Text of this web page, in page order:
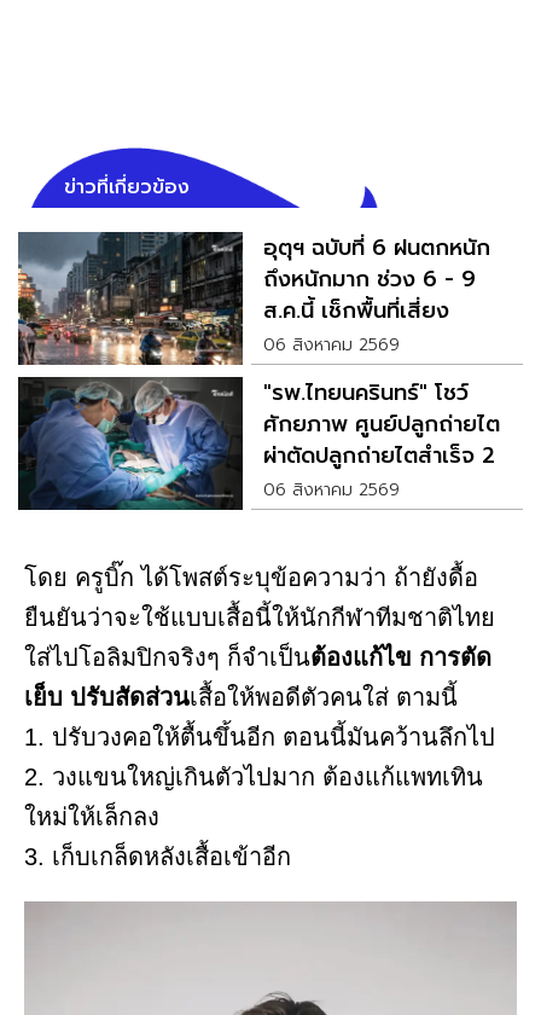
ข่าวที่เกี่ยวข้อง
อุตุฯ ฉบับที่ 6 ฝนตกหนัก
ถึงหนักมาก ช่วง 6 - 9
ส.ค.นี้ เช็กพื้นที่เสี่ยง
06 สิงหาคม 2569
"รพ.ไทยนครินทร์" โชว์
ศักยภาพ ศูนย์ปลูกถ่ายไต
ผ่าตัดปลูกถ่ายไตสำเร็จ 2
รายพร้อมกัน
06 สิงหาคม 2569
โดย ครูบิ๊ก ได้โพสต์ระบุข้อความว่า ถ้ายังดื้อ
ยืนยันว่าจะใช้แบบเสื้อนี้ให้นักกีฬาทีมชาติไทย
ใส่ไปโอลิมปิกจริงๆ ก็จำเป็นต้องแก้ไข การตัด
เย็บ ปรับสัดส่วนเสื้อให้พอดีตัวคนใส่ ตามนี้
1. ปรับวงคอให้ตื้นขึ้นอีก ตอนนี้มันคว้านลึกไป
2. วงแขนใหญ่เกินตัวไปมาก ต้องแก้แพทเทิน
ใหม่ให้เล็กลง
3. เก็บเกล็ดหลังเสื้อเข้าอีก